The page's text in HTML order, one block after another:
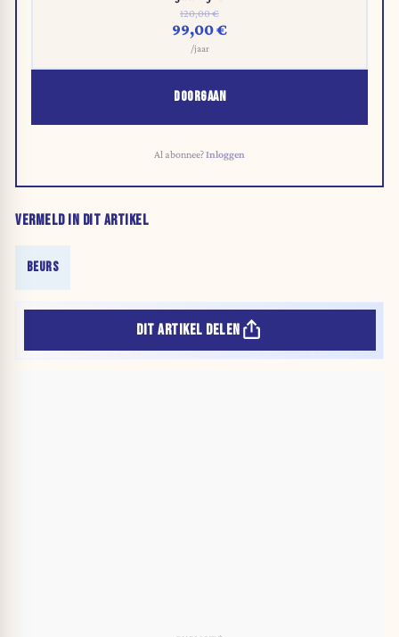
120,00 €
99,00 €
/jaar
DOORGAAN
Al abonnee?Inloggen
VERMELD IN DIT ARTIKEL
BEURS
DIT ARTIKEL DELEN